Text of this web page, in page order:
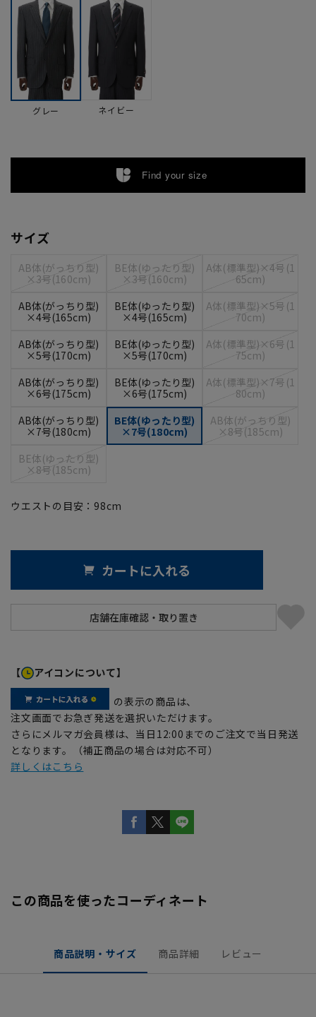
グレー ネイビー
Find your size
サイズ
AB体(がっちり型)
×3号(160cm)
BE体(ゆったり型)
×3号(160cm)
A体(標準型)×4号(1
65cm)
AB体(がっちり型)
×4号(165cm)
BE体(ゆったり型)
×4号(165cm)
A体(標準型)×5号(1
70cm)
AB体(がっちり型)
×5号(170cm)
BE体(ゆったり型)
×5号(170cm)
A体(標準型)×6号(1
75cm)
AB体(がっちり型)
×6号(175cm)
BE体(ゆったり型)
×6号(175cm)
A体(標準型)×7号(1
80cm)
AB体(がっちり型)
×7号(180cm)
BE体(ゆったり型)
×7号(180cm)
AB体(がっちり型)
×8号(185cm)
BE体(ゆったり型)
×8号(185cm)
ウエストの目安： 98cm
カートに入れる
【 アイコンについて】
の表示の商品は、
注文画面でお急ぎ発送を選択いただけます。
さらにメルマガ会員様は、当日12:00までのご注文で当日発送
となります。（補正商品の場合は対応不可）
詳しくはこちら
この商品を使ったコーディネート
商品説明・サイズ 商品詳細 レビュー